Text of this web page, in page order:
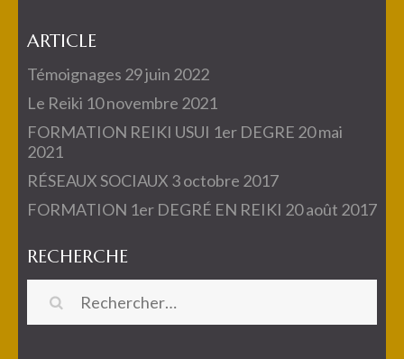
ARTICLE
Témoignages 29 juin 2022
Le Reiki 10 novembre 2021
FORMATION REIKI USUI 1er DEGRE 20 mai
2021
RÉSEAUX SOCIAUX 3 octobre 2017
FORMATION 1er DEGRÉ EN REIKI 20 août 2017
RECHERCHE
Rechercher :